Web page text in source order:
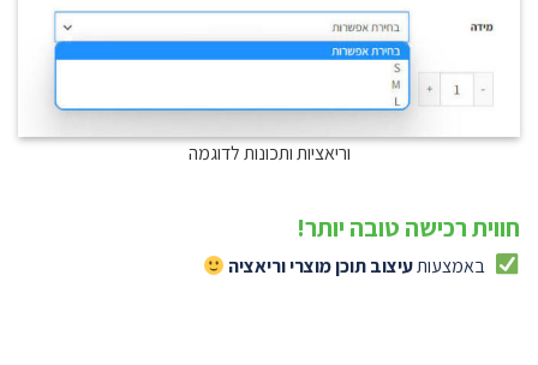
וריאציות ותכונות לדוגמה
חווית רכישה טובה יותר!
באמצעותעיצוב תוכן מוצרי וריאציה